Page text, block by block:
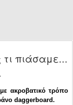
πιάσαμε...
ακροβατικό τρόπο
daggerboard.